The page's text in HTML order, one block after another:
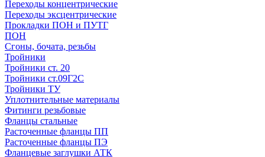
Переходы концентрические
Переходы эксцентрические
Прокладки ПОН и ПУТГ
ПОН
Сгоны, бочата, резьбы
Тройники
Тройники ст. 20
Тройники ст.09Г2С
Тройники ТУ
Уплотнительные материалы
Фитинги резьбовые
Фланцы стальные
Расточенные фланцы ПП
Расточенные фланцы ПЭ
Фланцевые заглушки АТК